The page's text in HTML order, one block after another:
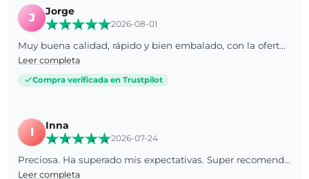
J
Jorge
2026-08-01
Muy buena calidad, rápido y bien embalado, con la oferta de verano un gran precio
Leer completa
Compra verificada en Trustpilot
I
Inna
2026-07-24
Preciosa. Ha superado mis expectativas. Super recomendable.
Leer completa